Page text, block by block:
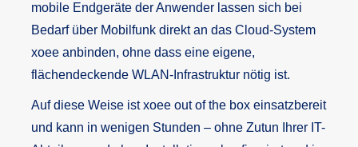
mobile Endgeräte der Anwender lassen sich bei
Bedarf über Mobilfunk direkt an das Cloud-System
xoee anbinden, ohne dass eine eigene,
flächendeckende WLAN-Infrastruktur nötig ist.
Auf diese Weise ist xoee out of the box einsatzbereit
und kann in wenigen Stunden – ohne Zutun Ihrer IT-